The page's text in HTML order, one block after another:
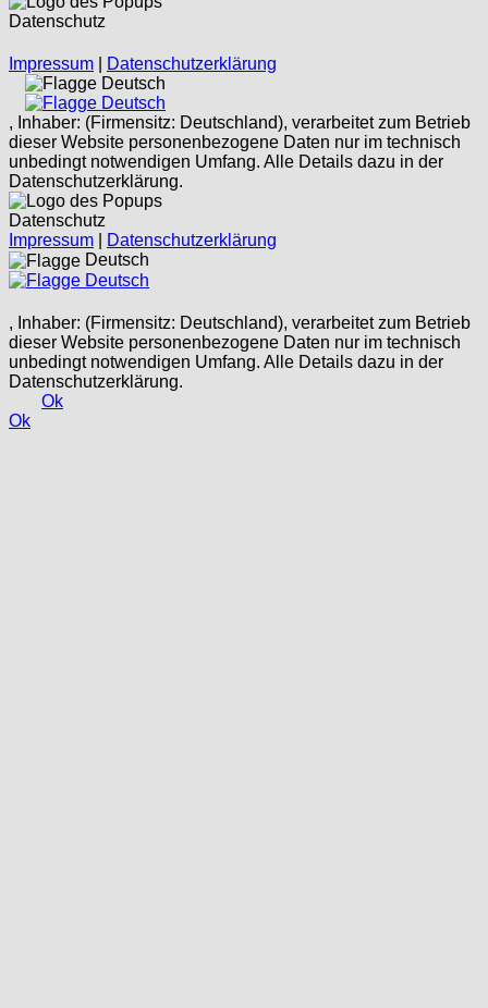
Datenschutz
Impressum
Datenschutzerklärung
Deutsch
Deutsch
, Inhaber: (Firmensitz: Deutschland), verarbeitet zum Betrieb
dieser Website personenbezogene Daten nur im technisch
unbedingt notwendigen Umfang. Alle Details dazu in der
Datenschutzerklärung.
Datenschutz
Impressum
Datenschutzerklärung
Deutsch
Deutsch
, Inhaber: (Firmensitz: Deutschland), verarbeitet zum Betrieb
dieser Website personenbezogene Daten nur im technisch
unbedingt notwendigen Umfang. Alle Details dazu in der
Datenschutzerklärung.
Ok
Ok